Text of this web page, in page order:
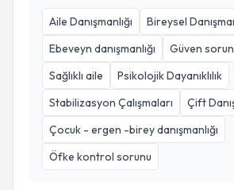
Aile Danışmanlığı
Bireysel
Ebeveyn danışmanlığı
Güven
Sağlıklı aile
Psikolojik Dayanıklılık
Stabilizasyon Çalışmaları
Çift
Çocuk - ergen -birey danışmanlığı
Öfke kontrol sorunu